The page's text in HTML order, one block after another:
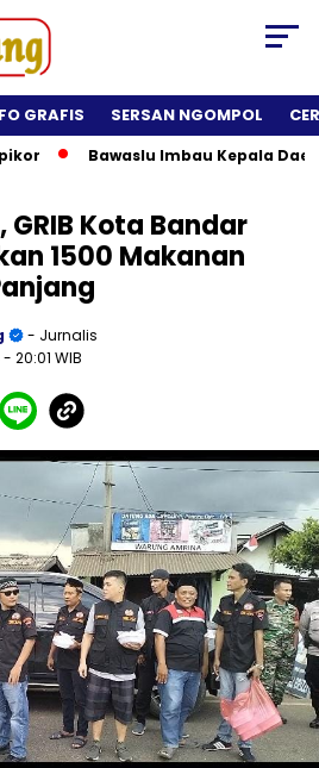
GRAFIS SERSAN NGOMPOL
Bawaslu Imbau Kepala Daerah
GRIB Kota Bandar
1500 Makanan
- Jurnalis
- 20:01 WIB